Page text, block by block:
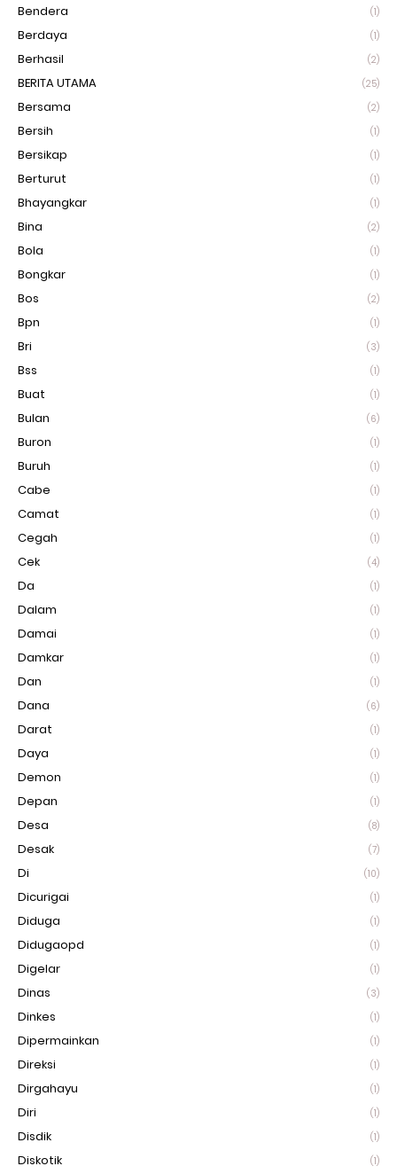
Bendera (1)
Berdaya (1)
Berhasil (2)
BERITA UTAMA (25)
Bersama (2)
Bersih (1)
Bersikap (1)
Berturut (1)
Bhayangkar (1)
Bina (2)
Bola (1)
Bongkar (1)
Bos (2)
Bpn (1)
Bri (3)
Bss (1)
Buat (1)
Bulan (6)
Buron (1)
Buruh (1)
Cabe (1)
Camat (1)
Cegah (1)
Cek (4)
Da (1)
Dalam (1)
Damai (1)
Damkar (1)
Dan (1)
Dana (6)
Darat (1)
Daya (1)
Demon (1)
Depan (1)
Desa (8)
Desak (7)
Di (10)
Dicurigai (1)
Diduga (1)
Didugaopd (1)
Digelar (1)
Dinas (3)
Dinkes (1)
Dipermainkan (1)
Direksi (1)
Dirgahayu (1)
Diri (1)
Disdik (1)
Diskotik (1)